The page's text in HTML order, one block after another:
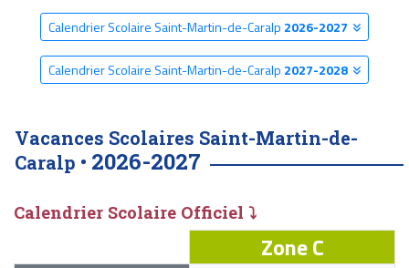
Calendrier Scolaire Saint-Martin-de-Caralp 2026-2027
Calendrier Scolaire Saint-Martin-de-Caralp 2027-2028
Vacances Scolaires Saint-Martin-de-
Caralp • 2026-2027
Calendrier Scolaire Officiel ⤵
Zone C